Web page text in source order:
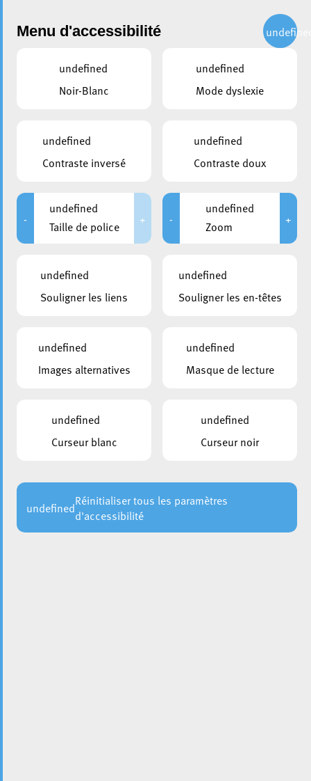
Administration
Menu d'accessibilité
undefined
Noir-Blanc
undefined
Mode dyslexie
undefined
Contraste inversé
undefined
Contraste doux
-
undefined
Taille de police
+ -
undefined
Zoom
+
undefined
Souligner les liens
undefined
Souligner les en-têtes
undefined
Images alternatives
undefined
Masque de lecture
undefined
Curseur blanc
undefined
Curseur noir
undefinedRéinitialiser tous les paramètres
d'accessibilité